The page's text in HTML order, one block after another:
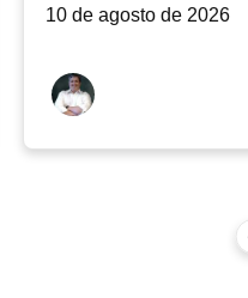
10 de agosto de 2026